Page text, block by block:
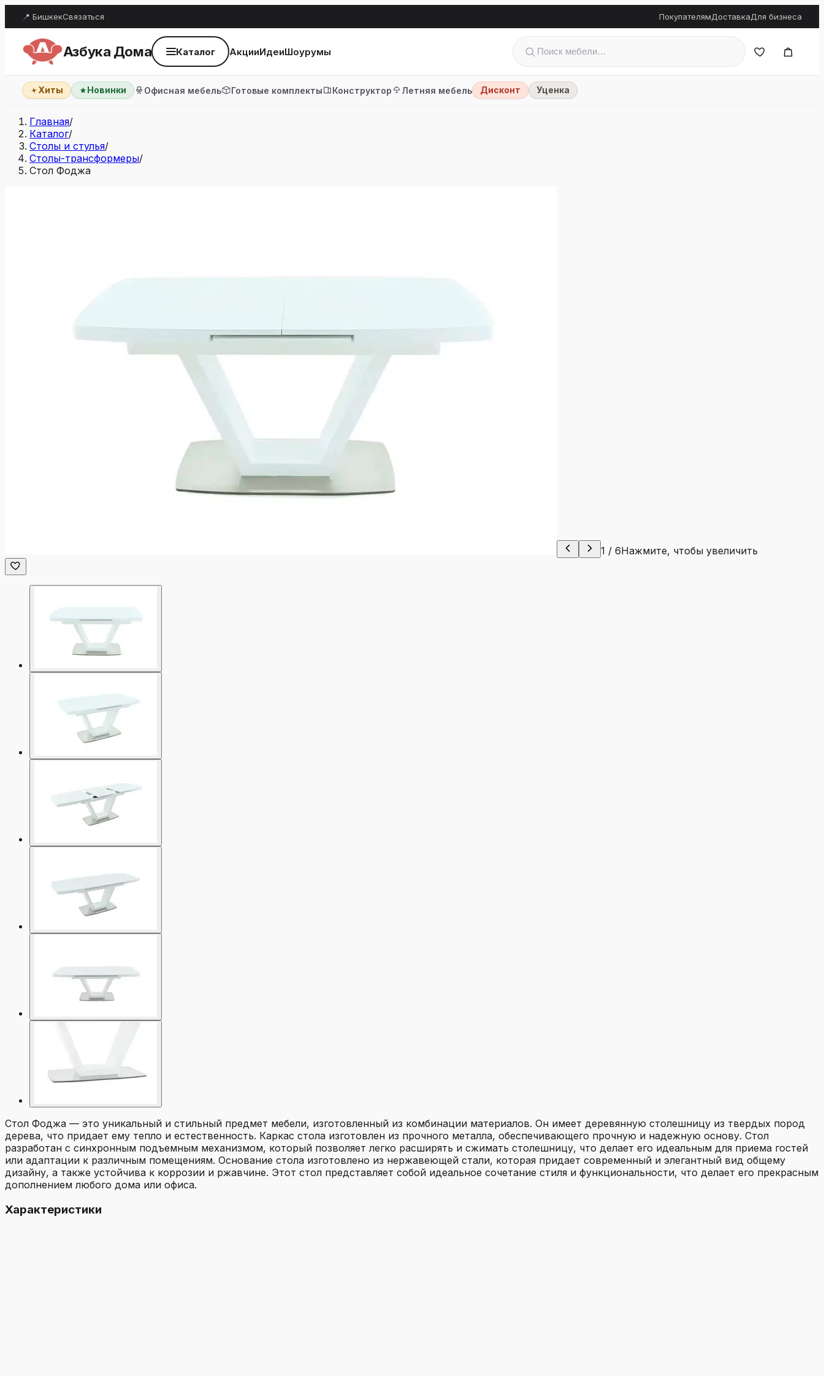
📍 БишкекСвязаться ПокупателямДоставкаДля бизнеса
Азбука Дома Каталог АкцииИдеиШоурумы
Хиты Новинки Офисная мебель Готовые комплекты Конструктор Летняя мебель Дисконт Уценка
Главная/
Каталог/
Столы и стулья/
Столы-трансформеры/
Стол Фоджа
1 / 6Нажмите, чтобы увеличить
Стол Фоджа — это уникальный и стильный предмет мебели, изготовленный из комбинации материалов. Он имеет деревянную столешницу из твердых пород
дерева, что придает ему тепло и естественность. Каркас стола изготовлен из прочного металла, обеспечивающего прочную и надежную основу. Стол
разработан с синхронным подъемным механизмом, который позволяет легко расширять и сжимать столешницу, что делает его идеальным для приема гостей
или адаптации к различным помещениям. Основание стола изготовлено из нержавеющей стали, которая придает современный и элегантный вид общему
дизайну, а также устойчива к коррозии и ржавчине. Этот стол представляет собой идеальное сочетание стиля и функциональности, что делает его прекрасным
дополнением любого дома или офиса.
Характеристики